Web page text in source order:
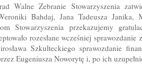
Walne Zebranie Stowarzyszenia
Bahdaj, Jana Tadeusza
Stowarzyszenia przekazujemy
rozesłane wcześniej
Szkulteckiego sprawozdanie
Eugeniusza Noworytę i, po ich